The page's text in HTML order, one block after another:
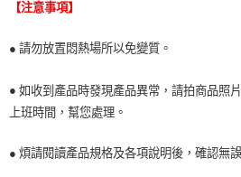
【注意事項】
● 請勿放置悶熱場所以免變質。
● 如收到產品時發現產品異常，請拍商品照
上班時間，幫您處理。
● 煩請閱讀產品規格及各項說明後，確認無